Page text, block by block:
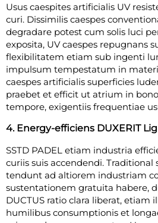
Usus caespites artificialis UV
curi. Dissimilis caespes
degradare potest cum solis luci
exposita, UV caespes repugnans
flexibilitatem etiam sub ingenti
impulsum tempestatum in
caespes artificialis superficies
praebet et efficit ut atrium in
tempore, exigentiis frequentiae
4. Energy-efficiens DUXERIT
SSTD PADEL etiam industria
curiis suis accendendi.
tendunt ad altiorem industriam
sustentationem gratuita habere,
DUCTUS ratio clara liberat,
humilibus consumptionis et